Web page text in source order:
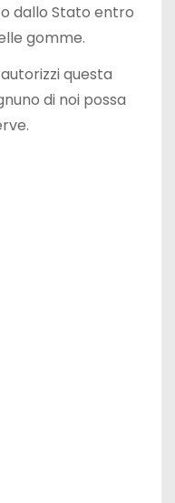
dallo Stato entro
gomme.
questa
di noi possa